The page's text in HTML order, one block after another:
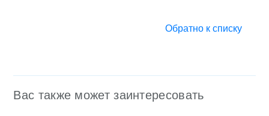
Обратно к списку
Вас также может заинтересовать